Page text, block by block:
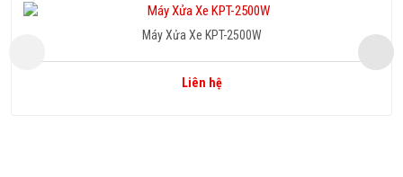
Máy Xửa Xe KPT-2500W
Liên hệ